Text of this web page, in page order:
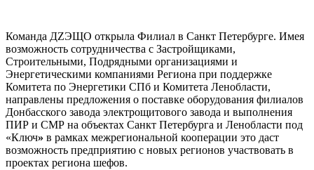
Команда ДZЭЩО открыла Филиал в Санкт Петербурге. Имея
возможность сотрудничества с Застройщиками,
Строительными, Подрядными организациями и
Энергетическими компаниями Региона при поддержке
Комитета по Энергетики СПб и Комитета Ленобласти,
направлены предложения о поставке оборудования филиалов
Донбасского завода электрощитового завода и выполнения
ПИР и СМР на объектах Санкт Петербурга и Ленобласти под
«Ключ» в рамках межрегиональной кооперации это даст
возможность предприятию с новых регионов участвовать в
проектах региона шефов.